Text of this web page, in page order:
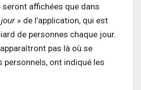
seront affichées que dans
» de l’application, qui est
de personnes chaque jour.
pas là où se
personnels, ont indiqué les